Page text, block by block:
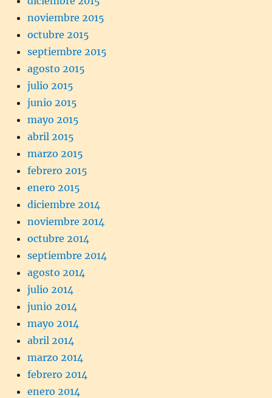
noviembre 2015
octubre 2015
septiembre 2015
agosto 2015
julio 2015
junio 2015
mayo 2015
abril 2015
marzo 2015
febrero 2015
enero 2015
diciembre 2014
noviembre 2014
octubre 2014
septiembre 2014
agosto 2014
julio 2014
junio 2014
mayo 2014
abril 2014
marzo 2014
febrero 2014
enero 2014